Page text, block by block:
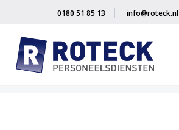
0180 51 85 13 info@roteck.nl